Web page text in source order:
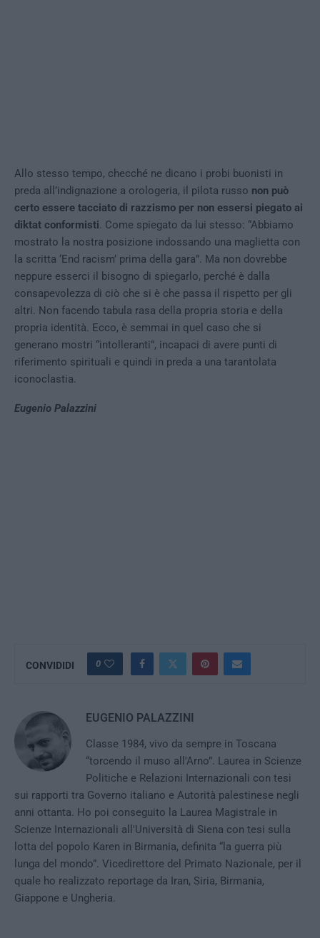
Allo stesso tempo, checché ne dicano i probi buonisti in
preda all’indignazione a orologeria, il pilota russo non può
certo essere tacciato di razzismo per non essersi piegato ai
diktat conformisti. Come spiegato da lui stesso: “Abbiamo
mostrato la nostra posizione indossando una maglietta con
la scritta ‘End racism’ prima della gara”. Ma non dovrebbe
neppure esserci il bisogno di spiegarlo, perché è dalla
consapevolezza di ciò che si è che passa il rispetto per gli
altri. Non facendo tabula rasa della propria storia e della
propria identità. Ecco, è semmai in quel caso che si
generano mostri “intolleranti”, incapaci di avere punti di
riferimento spirituali e quindi in preda a una tarantolata
iconoclastia.
Eugenio Palazzini
CONVIDIDI 0
EUGENIO PALAZZINI
Classe 1984, vivo da sempre in Toscana
“torcendo il muso all'Arno”. Laurea in Scienze
Politiche e Relazioni Internazionali con tesi
sui rapporti tra Governo italiano e Autorità palestinese negli
anni ottanta. Ho poi conseguito la Laurea Magistrale in
Scienze Internazionali all'Università di Siena con tesi sulla
lotta del popolo Karen in Birmania, definita “la guerra più
lunga del mondo”. Vicedirettore del Primato Nazionale, per il
quale ho realizzato reportage da Iran, Siria, Birmania,
Giappone e Ungheria.